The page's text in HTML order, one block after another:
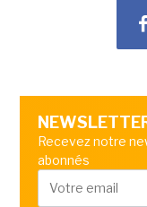
Recevez notre
abonnés